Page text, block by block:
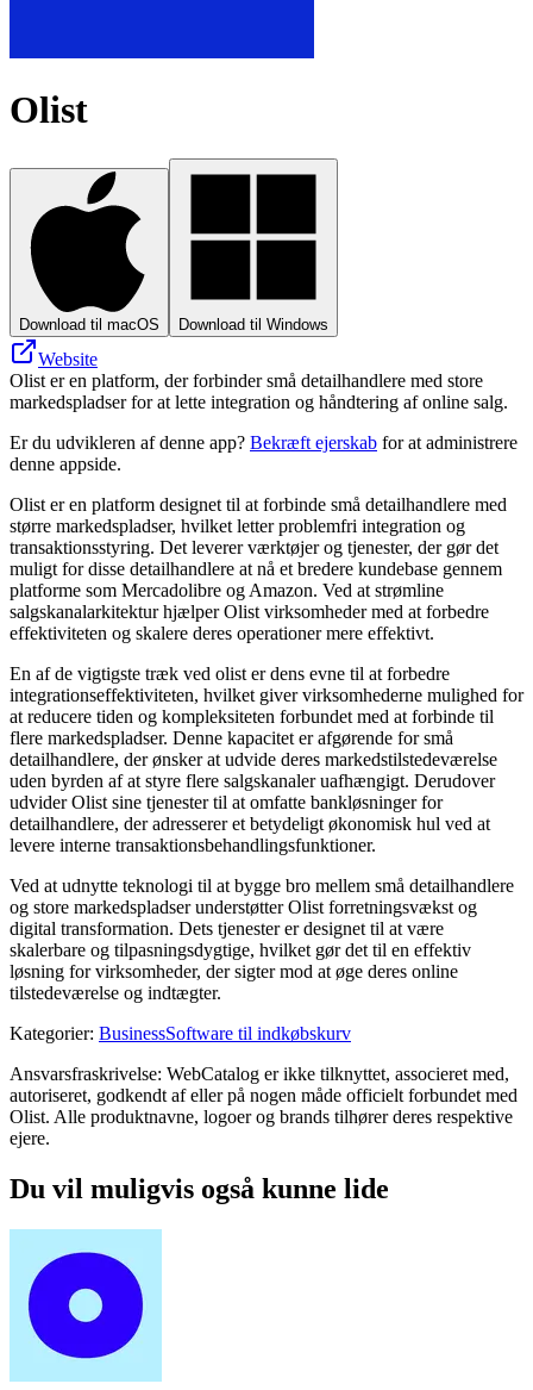
Olist
Download til macOS Download til Windows
Website
Olist er en platform, der forbinder små detailhandlere med store
markedspladser for at lette integration og håndtering af online salg.
Er du udvikleren af denne app? Bekræft ejerskab for at administrere
denne appside.
Olist er en platform designet til at forbinde små detailhandlere med
større markedspladser, hvilket letter problemfri integration og
transaktionsstyring. Det leverer værktøjer og tjenester, der gør det
muligt for disse detailhandlere at nå et bredere kundebase gennem
platforme som Mercadolibre og Amazon. Ved at strømline
salgskanalarkitektur hjælper Olist virksomheder med at forbedre
effektiviteten og skalere deres operationer mere effektivt.
En af de vigtigste træk ved olist er dens evne til at forbedre
integrationseffektiviteten, hvilket giver virksomhederne mulighed for
at reducere tiden og kompleksiteten forbundet med at forbinde til
flere markedspladser. Denne kapacitet er afgørende for små
detailhandlere, der ønsker at udvide deres markedstilstedeværelse
uden byrden af ​​at styre flere salgskanaler uafhængigt. Derudover
udvider Olist sine tjenester til at omfatte bankløsninger for
detailhandlere, der adresserer et betydeligt økonomisk hul ved at
levere interne transaktionsbehandlingsfunktioner.
Ved at udnytte teknologi til at bygge bro mellem små detailhandlere
og store markedspladser understøtter Olist forretningsvækst og
digital transformation. Dets tjenester er designet til at være
skalerbare og tilpasningsdygtige, hvilket gør det til en effektiv
løsning for virksomheder, der sigter mod at øge deres online
tilstedeværelse og indtægter.
Kategorier: BusinessSoftware til indkøbskurv
Ansvarsfraskrivelse: WebCatalog er ikke tilknyttet, associeret med,
autoriseret, godkendt af eller på nogen måde officielt forbundet med
Olist. Alle produktnavne, logoer og brands tilhører deres respektive
ejere.
Du vil muligvis også kunne lide